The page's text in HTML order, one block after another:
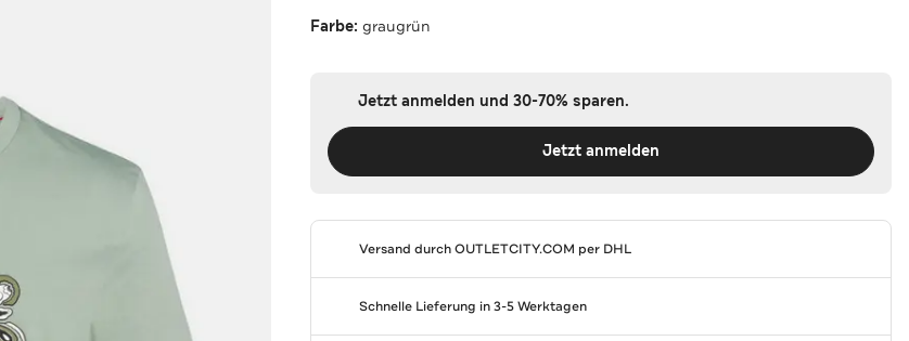
Farbe:graugrün
Jetzt anmelden und 30-70% sparen.
Jetzt anmelden
Versand durchOUTLETCITY.COM per DHL
Schnelle Lieferung in 3-5 Werktagen